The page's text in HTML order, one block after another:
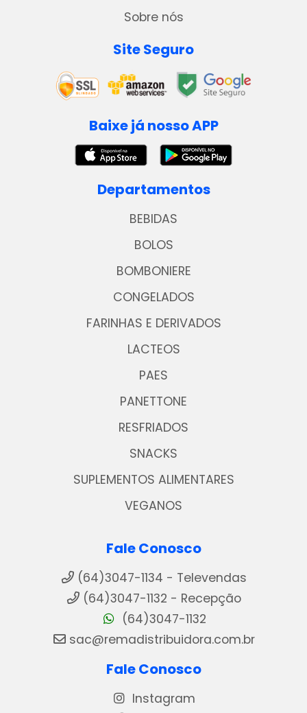
Sobre nós
Site Seguro
Baixe já nosso APP
Departamentos
BEBIDAS
BOLOS
BOMBONIERE
CONGELADOS
FARINHAS E DERIVADOS
LACTEOS
PAES
PANETTONE
RESFRIADOS
SNACKS
SUPLEMENTOS ALIMENTARES
VEGANOS
Fale Conosco
(64)3047-1134 - Televendas
(64)3047-1132 - Recepção
(64)3047-1132
sac@remadistribuidora.com.br
Fale Conosco
Instagram